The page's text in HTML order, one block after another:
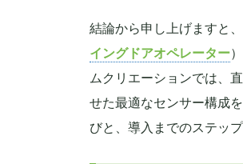
結論から申し上げますと
イングドアオペレーター
ムクリエーションでは、
せた最適なセンサー構成
びと、導入までのステッ